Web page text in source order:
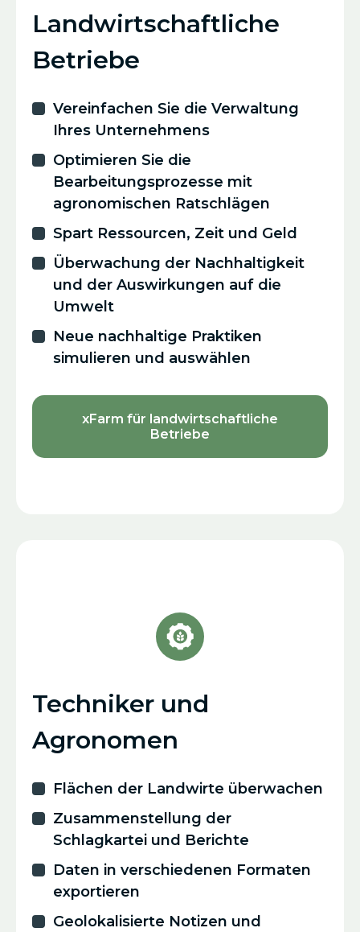
Landwirtschaftliche
Betriebe
Vereinfachen Sie die Verwaltung
Ihres Unternehmens
Optimieren Sie die
Bearbeitungsprozesse mit
agronomischen Ratschlägen
Spart Ressourcen, Zeit und Geld
Überwachung der Nachhaltigkeit
und der Auswirkungen auf die
Umwelt
Neue nachhaltige Praktiken
simulieren und auswählen
xFarm für landwirtschaftliche
Betriebe
Techniker und
Agronomen
Flächen der Landwirte überwachen
Zusammenstellung der
Schlagkartei und Berichte
Daten in verschiedenen Formaten
exportieren
Geolokalisierte Notizen und